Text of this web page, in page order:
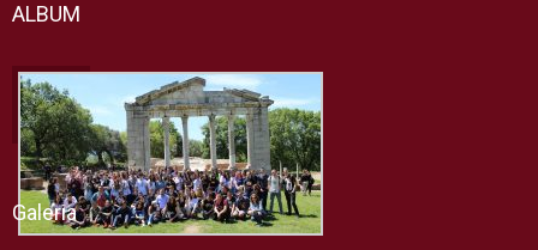
ALBUM
Galeria